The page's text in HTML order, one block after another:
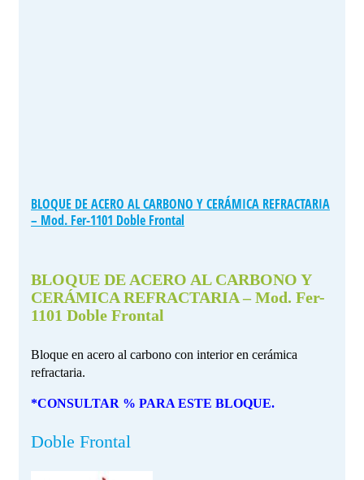
BLOQUE DE ACERO AL CARBONO Y CERÁMICA REFRACTARIA
– Mod. Fer-1101 Doble Frontal
BLOQUE DE ACERO AL CARBONO Y
CERÁMICA REFRACTARIA – Mod. Fer-
1101 Doble Frontal
Bloque en acero al carbono con interior en cerámica
refractaria.
*CONSULTAR % PARA ESTE BLOQUE.
Doble Frontal